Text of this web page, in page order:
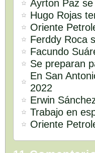
Ayrton Paz
Hugo Rojas
Oriente
Ferddy Roca
Facundo
Se preparan
En San
2022
Erwin
Trabajo en
Oriente